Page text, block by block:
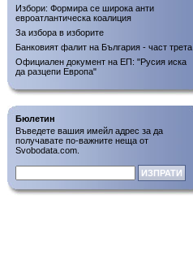
Избори: Формира се широка анти
евроатлантическа коалиция
За избора в изборите
Банковият фалит на България - част трета
Официален документ на ЕП: "Русия иска
да разцепи Европа"
Бюлетин
Въведете вашия имейл адрес за да
получавате по-важните неща от
Svobodata.com.